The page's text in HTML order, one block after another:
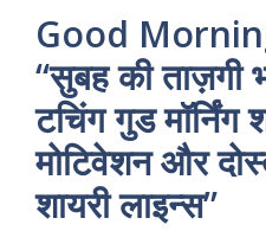
Good
“सुबह की ताज़गी
टचिंग गुड मॉर्निंग
मोटिवेशन और
शायरी लाइन्स”